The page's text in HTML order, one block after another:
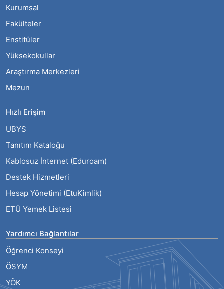
Kurumsal
Fakülteler
Enstitüler
Yüksekokullar
Araştırma Merkezleri
Mezun
Hızlı Erişim
UBYS
Tanıtım Kataloğu
Kablosuz İnternet (Eduroam)
Destek Hizmetleri
Hesap Yönetimi (EtuKimlik)
ETÜ Yemek Listesi
Yardımcı Bağlantılar
Öğrenci Konseyi
ÖSYM
YÖK